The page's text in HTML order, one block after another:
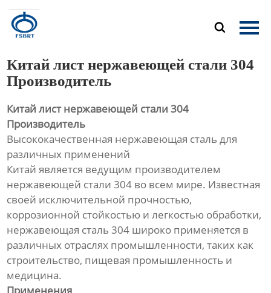

Главная
Новости
Контакты
Китай лист нержавеющей стали 304
Производитель
Китай лист нержавеющей стали 304
Производитель
Высококачественная нержавеющая сталь для
различных применений
Китай является ведущим производителем
нержавеющей стали 304 во всем мире. Известная
своей исключительной прочностью,
коррозионной стойкостью и легкостью обработки,
нержавеющая сталь 304 широко применяется в
различных отраслях промышленности, таких как
строительство, пищевая промышленность и
медицина.